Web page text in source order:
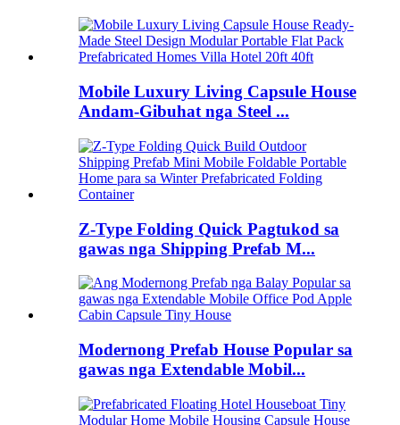
Mobile Luxury Living Capsule House
Andam-Gibuhat nga Steel ...
Z-Type Folding Quick Pagtukod sa
gawas nga Shipping Prefab M...
Modernong Prefab House Popular sa
gawas nga Extendable Mobil...